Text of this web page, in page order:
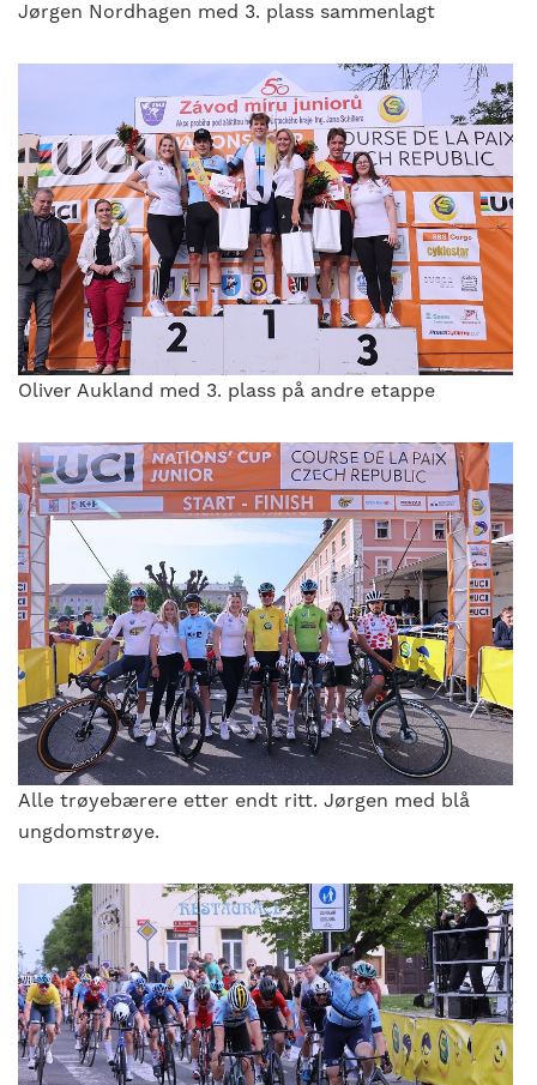
Jørgen Nordhagen med 3. plass sammenlagt
Oliver Aukland med 3. plass på andre etappe
Alle trøyebærere etter endt ritt. Jørgen med blå
ungdomstrøye.